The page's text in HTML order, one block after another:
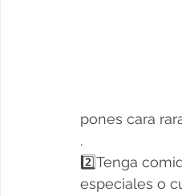
pones cara
.
2️⃣Tenga
especiales o